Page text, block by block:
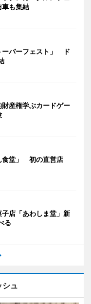
も集結
ーバーフェスト」 ド
産権学ぶカードゲー
食堂」 初の直営店
店「あわしま堂」新
る
シュ